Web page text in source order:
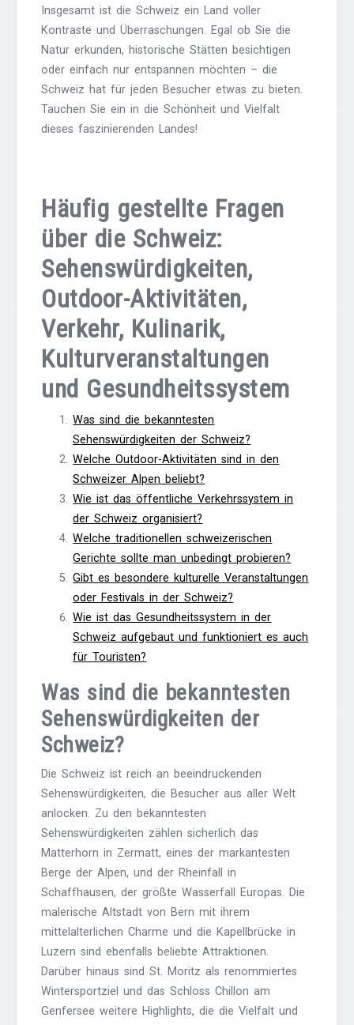
Insgesamt ist die Schweiz ein Land voller
Kontraste und Überraschungen. Egal ob Sie die
Natur erkunden, historische Stätten besichtigen
oder einfach nur entspannen möchten – die
Schweiz hat für jeden Besucher etwas zu bieten.
Tauchen Sie ein in die Schönheit und Vielfalt
dieses faszinierenden Landes!
Häufig gestellte Fragen
über die Schweiz:
Sehenswürdigkeiten,
Outdoor-Aktivitäten,
Verkehr, Kulinarik,
Kulturveranstaltungen
und Gesundheitssystem
Was sind die bekanntesten
Sehenswürdigkeiten der Schweiz?
Welche Outdoor-Aktivitäten sind in den
Schweizer Alpen beliebt?
Wie ist das öffentliche Verkehrssystem in
der Schweiz organisiert?
Welche traditionellen schweizerischen
Gerichte sollte man unbedingt probieren?
Gibt es besondere kulturelle Veranstaltungen
oder Festivals in der Schweiz?
Wie ist das Gesundheitssystem in der
Schweiz aufgebaut und funktioniert es auch
für Touristen?
Was sind die bekanntesten
Sehenswürdigkeiten der
Schweiz?
Die Schweiz ist reich an beeindruckenden
Sehenswürdigkeiten, die Besucher aus aller Welt
anlocken. Zu den bekanntesten
Sehenswürdigkeiten zählen sicherlich das
Matterhorn in Zermatt, eines der markantesten
Berge der Alpen, und der Rheinfall in
Schaffhausen, der größte Wasserfall Europas. Die
malerische Altstadt von Bern mit ihrem
mittelalterlichen Charme und die Kapellbrücke in
Luzern sind ebenfalls beliebte Attraktionen.
Darüber hinaus sind St. Moritz als renommiertes
Wintersportziel und das Schloss Chillon am
Genfersee weitere Highlights, die die Vielfalt und